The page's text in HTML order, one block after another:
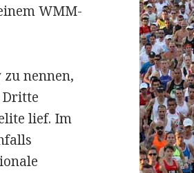
WMM-
zu nennen,
lief. Im